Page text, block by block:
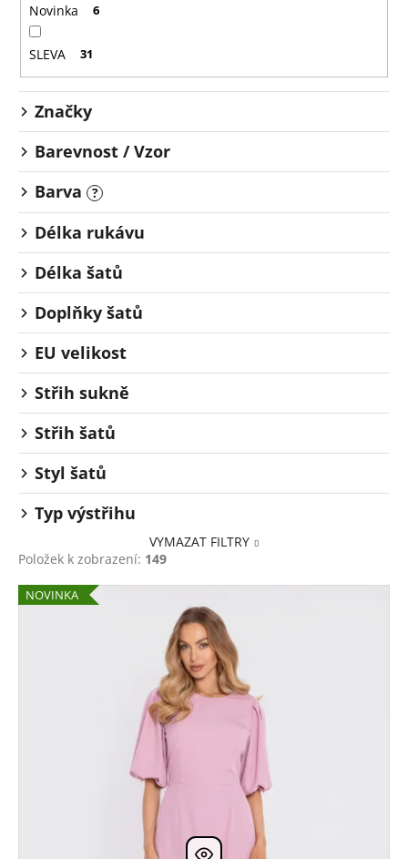
d
u
k
t
ů
Novinka 6
SLEVA 31
Značky
Barevnost / Vzor
Barva
?
Délka rukávu
Délka šatů
Doplňky šatů
EU velikost
Střih sukně
Střih šatů
Styl šatů
Typ výstřihu
VYMAZAT FILTRY
Položek k zobrazení: 149
V
NOVINKA
u
m
e